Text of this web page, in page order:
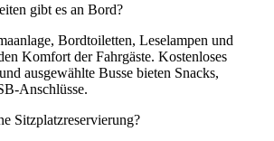
gibt es an Bord?
Bordtoiletten, Leselampen und
Komfort der Fahrgäste. Kostenloses
ausgewählte Busse bieten Snacks,
Anschlüsse.
Sitzplatzreservierung?